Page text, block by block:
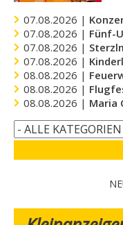
07.08.2026 |
07.08.2026 | Fünf-
07.08.2026 |
07.08.2026 |
08.08.2026 |
08.08.2026 |
08.08.2026 | Maria